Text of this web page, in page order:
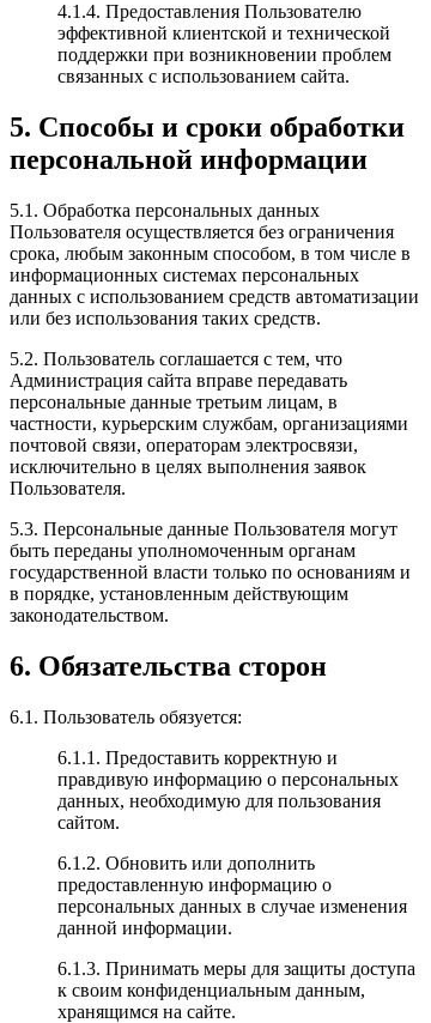
4.1.4. Предоставления Пользователю
эффективной клиентской и технической
поддержки при возникновении проблем
связанных с использованием сайта.
5. Способы и сроки обработки
персональной информации
5.1. Обработка персональных данных
Пользователя осуществляется без ограничения
срока, любым законным способом, в том числе в
информационных системах персональных
данных с использованием средств автоматизации
или без использования таких средств.
5.2. Пользователь соглашается с тем, что
Администрация сайта вправе передавать
персональные данные третьим лицам, в
частности, курьерским службам, организациями
почтовой связи, операторам электросвязи,
исключительно в целях выполнения заявок
Пользователя.
5.3. Персональные данные Пользователя могут
быть переданы уполномоченным органам
государственной власти только по основаниям и
в порядке, установленным действующим
законодательством.
6. Обязательства сторон
6.1. Пользователь обязуется:
6.1.1. Предоставить корректную и
правдивую информацию о персональных
данных, необходимую для пользования
сайтом.
6.1.2. Обновить или дополнить
предоставленную информацию о
персональных данных в случае изменения
данной информации.
6.1.3. Принимать меры для защиты доступа
к своим конфиденциальным данным,
хранящимся на сайте.